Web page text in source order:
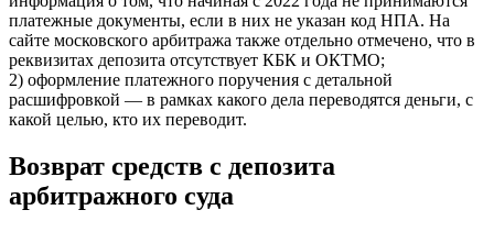
платежные документы, если в них не указан код НПА. На
сайте московского арбитража также отдельно отмечено, что в
реквизитах депозита отсутствует КБК и ОКТМО;
2) оформление платежного поручения с детальной
расшифровкой — в рамках какого дела переводятся деньги, с
какой целью, кто их переводит.
Возврат средств с депозита
арбитражного суда